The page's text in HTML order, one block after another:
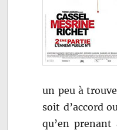
un peu à
soit d’accord
qu’en